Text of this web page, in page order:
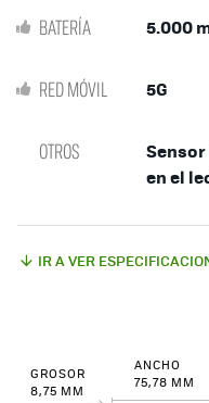
BATERÍA 5.000
RED MÓVIL 5G
OTROS
en el
IR A VER
GROSOR
8,75 MM
ANCHO
75,78 MM